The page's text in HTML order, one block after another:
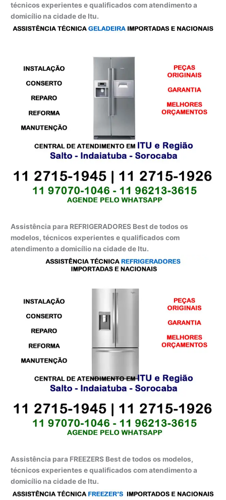
técnicos experientes e qualificados com atendimento a
domicílio na cidade de Itu.
Assistência para REFRIGERADORES Best de todos os
modelos, técnicos experientes e qualificados com
atendimento a domicílio na cidade de Itu.
Assistência para FREEZERS Best de todos os modelos,
técnicos experientes e qualificados com atendimento a
domicílio na cidade de Itu.